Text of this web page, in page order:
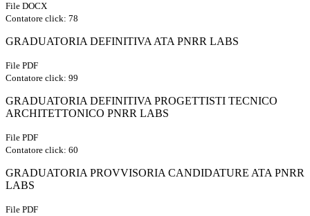
File DOCX
Contatore click: 78
GRADUATORIA DEFINITIVA ATA PNRR LABS
File PDF
Contatore click: 99
GRADUATORIA DEFINITIVA PROGETTISTI TECNICO
ARCHITETTONICO PNRR LABS
File PDF
Contatore click: 60
GRADUATORIA PROVVISORIA CANDIDATURE ATA PNRR
LABS
File PDF